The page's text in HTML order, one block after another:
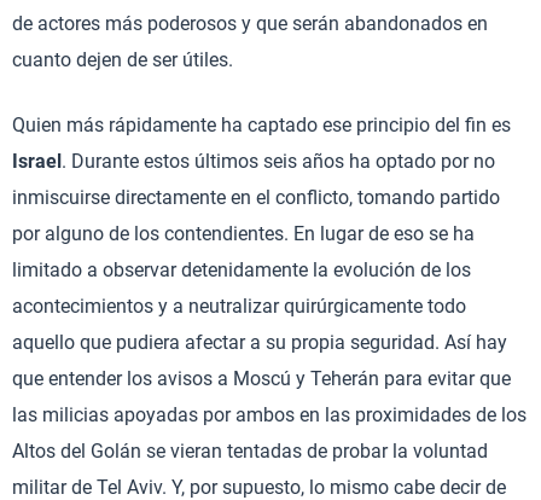
de actores más poderosos y que serán abandonados en
cuanto dejen de ser útiles.
Quien más rápidamente ha captado ese principio del fin es
Israel. Durante estos últimos seis años ha optado por no
inmiscuirse directamente en el conflicto, tomando partido
por alguno de los contendientes. En lugar de eso se ha
limitado a observar detenidamente la evolución de los
acontecimientos y a neutralizar quirúrgicamente todo
aquello que pudiera afectar a su propia seguridad. Así hay
que entender los avisos a Moscú y Teherán para evitar que
las milicias apoyadas por ambos en las proximidades de los
Altos del Golán se vieran tentadas de probar la voluntad
militar de Tel Aviv. Y, por supuesto, lo mismo cabe decir de